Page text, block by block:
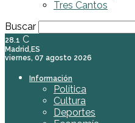
Tres Cantos
Buscar
28.1 C
Madrid,ES
viernes, 07 agosto 2026
Información
Política
Cultura
Deportes